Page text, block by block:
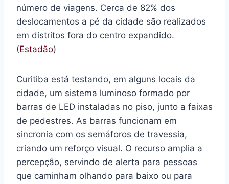
número de viagens. Cerca de 82% dos
deslocamentos a pé da cidade são realizados
em distritos fora do centro expandido.
(Estadão)
Curitiba está testando, em alguns locais da
cidade, um sistema luminoso formado por
barras de LED instaladas no piso, junto a faixas
de pedestres. As barras funcionam em
sincronia com os semáforos de travessia,
criando um reforço visual. O recurso amplia a
percepção, servindo de alerta para pessoas
que caminham olhando para baixo ou para